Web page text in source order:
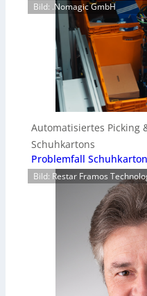
Bild: .Nomagic GmbH
Automatisiertes Picking
Schuhkartons
Problemfall Schuhkarton
Bild: Restar Framos